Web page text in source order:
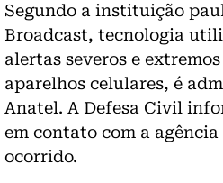
Segundo a instituição
Broadcast, tecnologia
alertas severos e
aparelhos celulares, é
Anatel. A Defesa Civil
em contato com a
ocorrido.